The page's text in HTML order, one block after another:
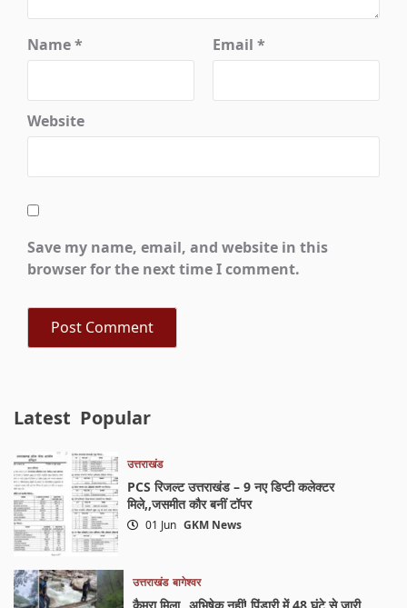
Name* Email *
Website
Save my name, email, and website in this
browser for the next time I comment.
Latest Popular
उत्तराखंड
PCS रिजल्ट उत्तराखंड – 9 नए डिप्टी कलेक्टर
मिले,,जसमीत कौर बनीं टॉपर
01 Jun GKM News
उत्तराखंड बागेश्वर
कैमरा मिला_ अभिषेक नहीं! पिंडारी में 48 घंटे से जारी